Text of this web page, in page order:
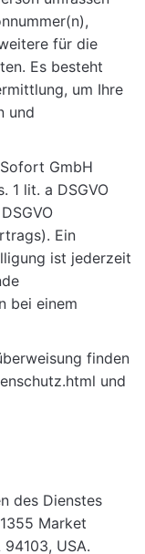
für die
Es besteht
um Ihre
und
GmbH
1 lit. a DSGVO
Ein
ist jederzeit
bei einem
finden
und
des Dienstes
Market
USA.